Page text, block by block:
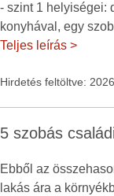
- szint 1 helyiségei:
konyhával, egy
Teljes leírás >
Hirdetés feltöltve:
5 szobás
Ebből az
lakás ára a